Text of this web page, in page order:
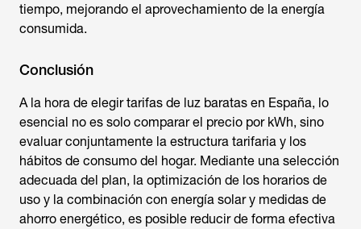
tiempo, mejorando el aprovechamiento de la energía
consumida.
Conclusión
A la hora de elegirtarifas de luz baratas en España, lo
esencial no es solo comparar el precio por kWh, sino
evaluar conjuntamente la estructura tarifaria y los
hábitos de consumo del hogar. Mediante una selección
adecuada del plan, la optimización de los horarios de
uso y la combinación con energía solar y medidas de
ahorro energético, es posible reducir de forma efectiva